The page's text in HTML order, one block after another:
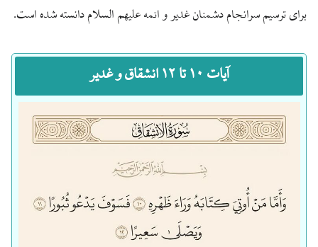
برای ترسیم سرانجام دشمنان غدیر و ائمه علیهم السلام دانسته شده است.
آیات ۱۰ تا ۱۲ انشقاق و غدیر